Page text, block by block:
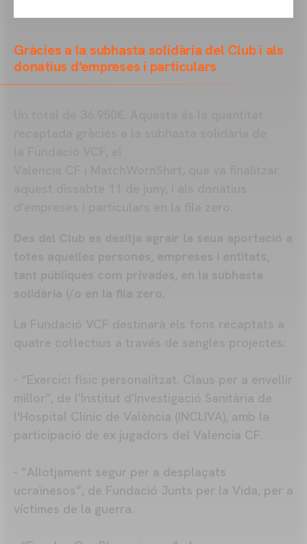
Gràcies a la subhasta solidària del Club i als
donatius d'empreses i particulars
millor”, de l'Institut d'Investigació Sanitària de
l'Hospital Clínic de València (INCLIVA), amb la
participació de ex jugadors del Valencia CF.
- “Allotjament segur per a desplaçats
ucraïnesos”, de Fundació Junts per la Vida, per a
víctimes de la guerra.